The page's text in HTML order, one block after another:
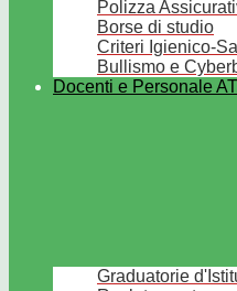
Polizza
Borse di studio
Criteri Igienico-
Bullismo e
Docenti e Personale
Graduatorie